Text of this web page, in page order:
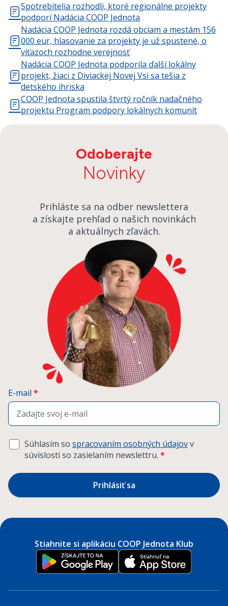
Spotrebitelia rozhodli, ktoré regionálne projekty
podporí Nadácia COOP Jednota
Nadácia COOP Jednota rozdá obciam a mestám 156
000 eur, hlasovanie za projekty je už spustené, o
víťazoch rozhodne verejnosť
Nadácia COOP Jednota podporila ďalší lokálny
projekt, žiaci z Diviackej Novej Vsi sa tešia z
detského ihriska
COOP Jednota spustila štvrtý ročník nadačného
projektu Program podpory lokálnych komunít
Odoberajte
Novinky
Prihláste sa na odber newslettera
a získajte prehľad o našich novinkách
a aktuálnych zľavách.
E-mail *
Súhlasím so spracovaním osobných údajovv
súvislosti so zasielaním newslettru. *
Prihlásiť sa
Stiahnite si aplikáciu COOP Jednota Klub